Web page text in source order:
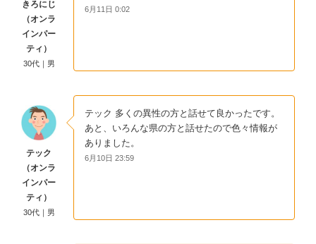
きろにじ
（オンラ
インパー
ティ）
30代｜男
6月11日 0:02
テック
（オンラ
インパー
ティ）
30代｜男
テック 多くの異性の方と話せて良かったです。
あと、いろんな県の方と話せたので色々情報が
ありました。
6月10日 23:59